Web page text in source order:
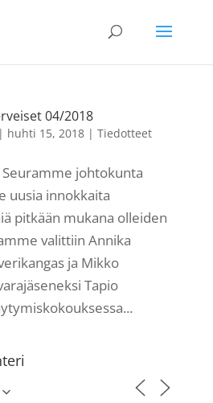
04/2018
| huhti 15, 2018| Tiedotteet
johtokunta
uusia innokkaita
pitkään mukana olleiden
valittiin Annika
ja Mikko
Tapio